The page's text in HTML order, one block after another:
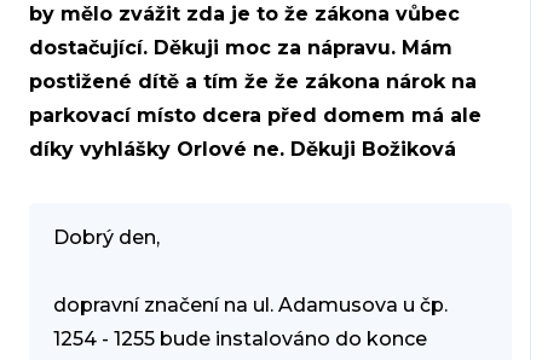
by mělo zvážit zda je to že zákona vůbec
dostačující. Děkuji moc za nápravu. Mám
postižené dítě a tím že že zákona nárok na
parkovací místo dcera před domem má ale
díky vyhlášky Orlové ne. Děkuji Božiková
Dobrý den,
dopravní značení na ul. Adamusova u čp.
1254 - 1255 bude instalováno do konce